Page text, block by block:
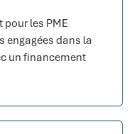
les PME
engagées dans la
un financement